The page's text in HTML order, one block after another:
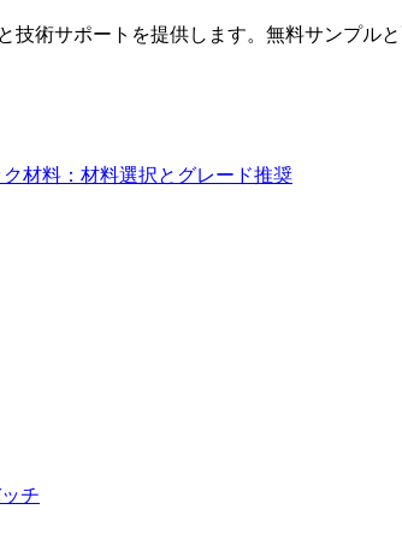
技術サポートを提供します。無料サンプル
材料：材料選択とグレード推奨
チ